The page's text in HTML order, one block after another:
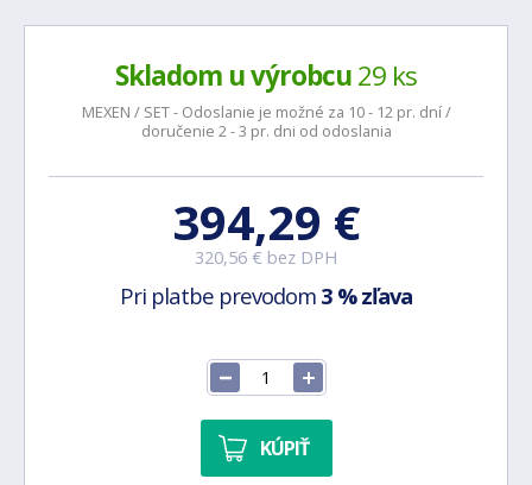
Skladom u výrobcu29 ks
MEXEN / SET - Odoslanie je možné za 10 - 12 pr. dní /
doručenie 2 - 3 pr. dni od odoslania
394,29 €
320,56 € bez DPH
Pri platbe prevodom 3 % zľava
KÚPIŤ